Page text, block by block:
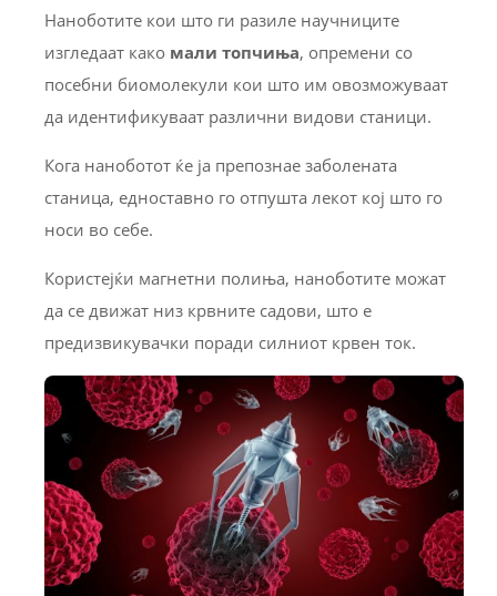
Наноботите кои што ги разиле научниците
изгледаат како мали топчиња, опремени со
посебни биомолекули кои што им овозможуваат
да идентификуваат различни видови станици.
Кога наноботот ќе ја препознае заболената
станица, едноставно го отпушта лекот кој што го
носи во себе.
Користејќи магнетни полиња, наноботите можат
да се движат низ крвните садови, што е
предизвикувачки поради силниот крвен ток.